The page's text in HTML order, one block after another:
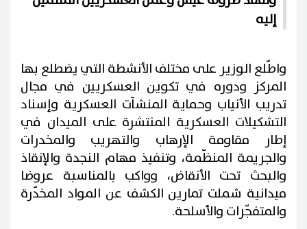
إليه
واطّلع الوزير على مختلف الأنشطة التي يضطلع بها
المركز ودوره في تكوين العسكريين في مجال
تدريب الأنياب وحماية المنشآت العسكرية وإسناد
التشكيلات العسكرية المنتشرة على الميدان في
إطار مقاومة الإرهاب والتهريب والمخدرات
والجريمة المنظّمة، وتنفيذ مهام النجدة والإنقاذ
والبحث تحت الأنقاض، وواكب بالمناسبة عروضا
ميدانية شملت تمارين الكشف عن المواد المخدّرة
والمتفجّرات والأسلحة.